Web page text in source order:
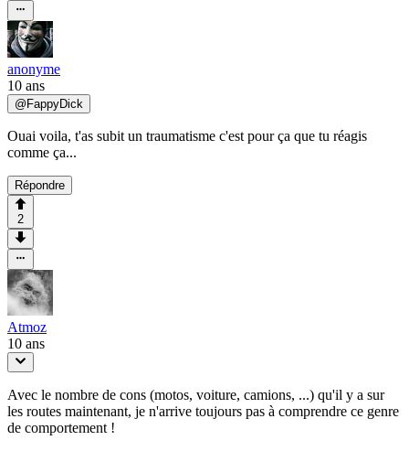
anonyme
10 ans
@FappyDick
Ouai voila, t'as subit un traumatisme c'est pour ça que tu réagis
comme ça...
Répondre
2
Atmoz
10 ans
Avec le nombre de cons (motos, voiture, camions, ...) qu'il y a sur
les routes maintenant, je n'arrive toujours pas à comprendre ce genre
de comportement !